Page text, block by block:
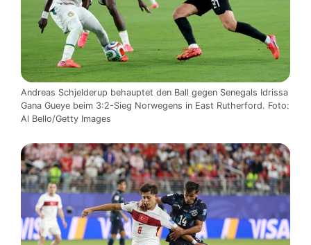
Andreas Schjelderup behauptet den Ball gegen Senegals Idrissa
Gana Gueye beim 3:2-Sieg Norwegens in East Rutherford. Foto:
Al Bello/Getty Images